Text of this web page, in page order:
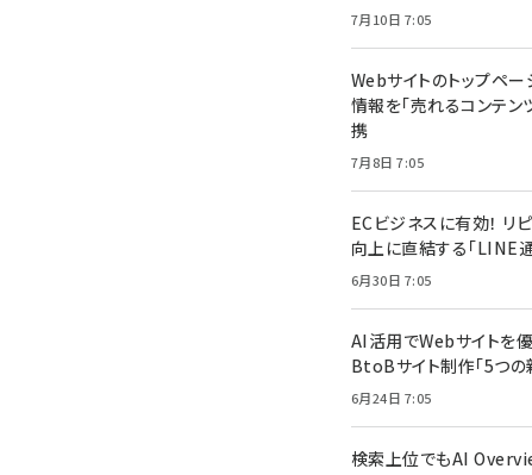
7月10日 7:05
Webサイトのトップペ
情報を「売れるコンテ
携
7月8日 7:05
ECビジネスに有効！ リ
向上に直結する「LINE
6月30日 7:05
AI活用でWebサイトを
BtoBサイト制作「5つの
6月24日 7:05
検索上位でもAI